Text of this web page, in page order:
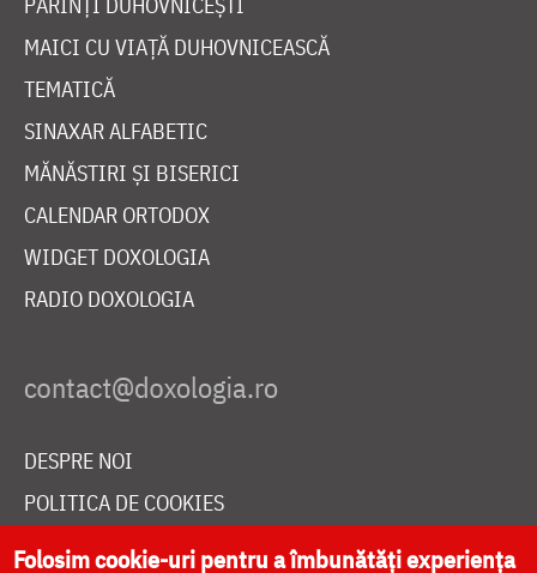
PĂRINȚI DUHOVNICEȘTI
MAICI CU VIAȚĂ DUHOVNICEASCĂ
TEMATICĂ
SINAXAR ALFABETIC
MĂNĂSTIRI ȘI BISERICI
CALENDAR ORTODOX
WIDGET DOXOLOGIA
RADIO DOXOLOGIA
DESPRE NOI
POLITICA DE COOKIES
DONEAZĂ ONLINE PENTRU CATEDRALA NAȚIONALĂ
Folosim cookie-uri pentru a îmbunătăți experiența